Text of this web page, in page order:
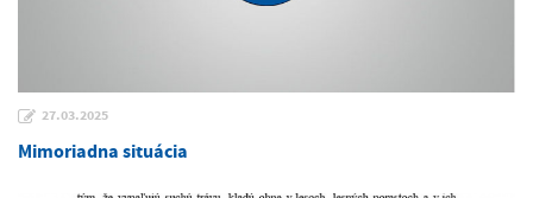
27.03.2025
Mimoriadna situácia